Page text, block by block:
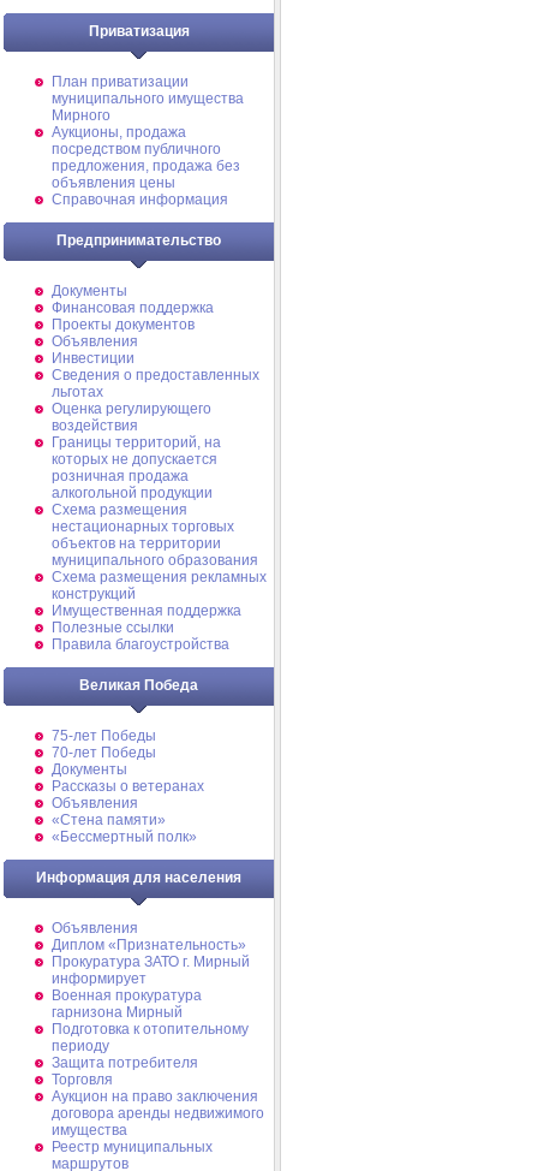
Приватизация
План приватизации
муниципального имущества
Мирного
Аукционы, продажа
посредством публичного
предложения, продажа без
объявления цены
Справочная информация
Предпринимательство
Документы
Финансовая поддержка
Проекты документов
Объявления
Инвестиции
Сведения о предоставленных
льготах
Оценка регулирующего
воздействия
Границы территорий, на
которых не допускается
розничная продажа
алкогольной продукции
Схема размещения
нестационарных торговых
объектов на территории
муниципального образования
Схема размещения рекламных
конструкций
Имущественная поддержка
Полезные ссылки
Правила благоустройства
Великая Победа
75-лет Победы
70-лет Победы
Документы
Рассказы о ветеранах
Объявления
«Стена памяти»
«Бессмертный полк»
Информация для населения
Объявления
Диплом «Признательность»
Прокуратура ЗАТО г. Мирный
информирует
Военная прокуратура
гарнизона Мирный
Подготовка к отопительному
периоду
Защита потребителя
Торговля
Аукцион на право заключения
договора аренды недвижимого
имущества
Реестр муниципальных
маршрутов